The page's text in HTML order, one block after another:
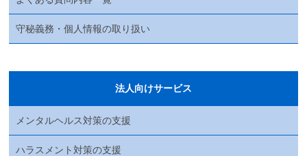
守秘義務・個人情報の取り扱い
法人向けサービス
メンタルヘルス対策の支援
ハラスメント対策の支援